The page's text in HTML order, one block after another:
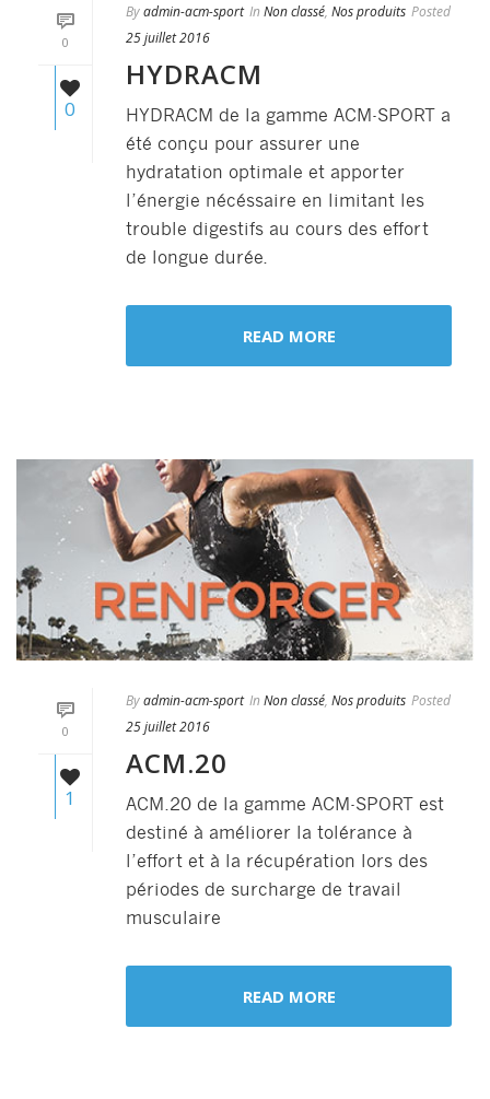
0
0
Byadmin-acm-sport In Non classé, Nos produits Posted
25 juillet 2016
HYDRACM
HYDRACM de la gamme ACM-SPORT a
été conçu pour assurer une
hydratation optimale et apporter
l’énergie nécéssaire en limitant les
trouble digestifs au cours des effort
de longue durée.
READ MORE
0
1
Byadmin-acm-sport In Non classé, Nos produits Posted
25 juillet 2016
ACM.20
ACM.20 de la gamme ACM-SPORT est
destiné à améliorer la tolérance à
l’effort et à la récupération lors des
périodes de surcharge de travail
musculaire
READ MORE